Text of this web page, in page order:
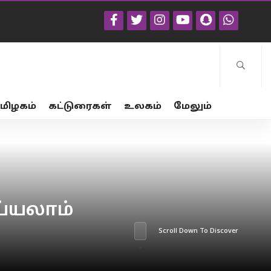
கட்டுரைகள் உலகம் மேலும்
Scroll Down To Discover